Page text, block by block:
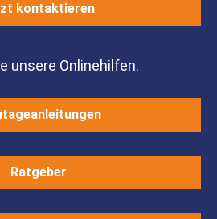
kontaktieren
unsere Onlinehilfen.
Ratgeber